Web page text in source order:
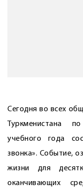
Сегодня во всех
Туркменистана
учебного года
звонка». Событие,
жизни для
оканчивающих